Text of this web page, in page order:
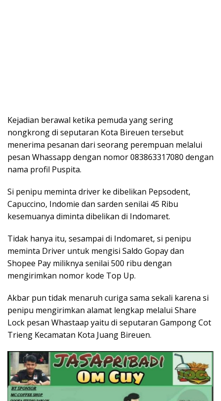
Kejadian berawal ketika pemuda yang sering
nongkrong di seputaran Kota Bireuen tersebut
menerima pesanan dari seorang perempuan melalui
pesan Whassapp dengan nomor 083863317080 dengan
nama profil Puspita.
Si penipu meminta driver ke dibelikan Pepsodent,
Capuccino, Indomie dan sarden senilai 45 Ribu
kesemuanya diminta dibelikan di Indomaret.
Tidak hanya itu, sesampai di Indomaret, si penipu
meminta Driver untuk mengisi Saldo Gopay dan
Shopee Pay miliknya senilai 500 ribu dengan
mengirimkan nomor kode Top Up.
Akbar pun tidak menaruh curiga sama sekali karena si
penipu mengirimkan alamat lengkap melalui Share
Lock pesan Whastaap yaitu di seputaran Gampong Cot
Trieng Kecamatan Kota Juang Bireuen.